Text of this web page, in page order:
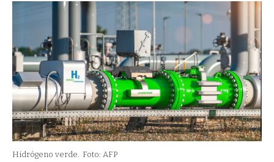
Hidrógeno verde. Foto: AFP